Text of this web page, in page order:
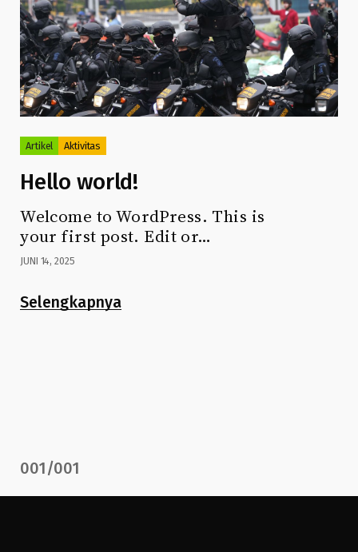
Artikel Aktivitas
Hello world!
Welcome to WordPress. This is
your first post. Edit or…
JUNI 14, 2025
Selengkapnya
001/001